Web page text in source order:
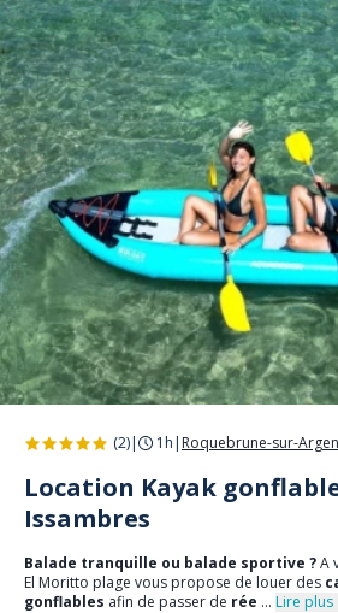
Panneau de gestion des cookies
(2)| 1h | Roquebrune-sur-
Location Kayak
Issambres
Balade tranquille ou balade sportive ?A
El Moritto plage vous propose de louer des
gonflables afin de passer de rée ... Lire plus